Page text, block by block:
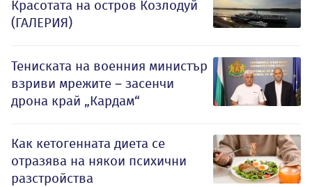
Красотата на остров Козлодуй
(ГАЛЕРИЯ)
Тениската на военния министър
взриви мрежите – засенчи
дрона край „Кардам“
Как кетогенната диета се
отразява на някои психични
разстройства